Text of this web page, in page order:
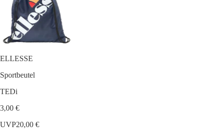
ELLESSE
Sportbeutel
TEDi
3,00 €
UVP20,00 €